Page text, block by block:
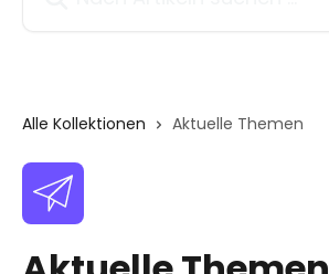
Alle Kollektionen Aktuelle Themen